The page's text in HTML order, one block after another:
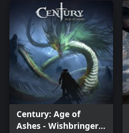
Century: Age of
Ashes - Wishbringer